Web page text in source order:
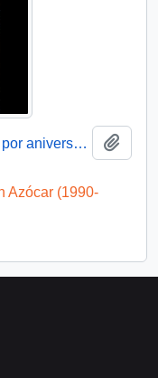
Homenaje del Congreso Nacional por aniversario de la Universidad de Chile: video
Azócar (1990-